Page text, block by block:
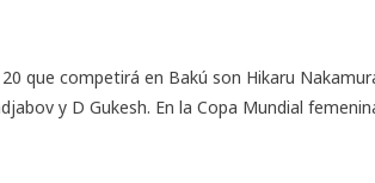
que competirá en Bakú son Hikaru
y D Gukesh. En la Copa Mundial